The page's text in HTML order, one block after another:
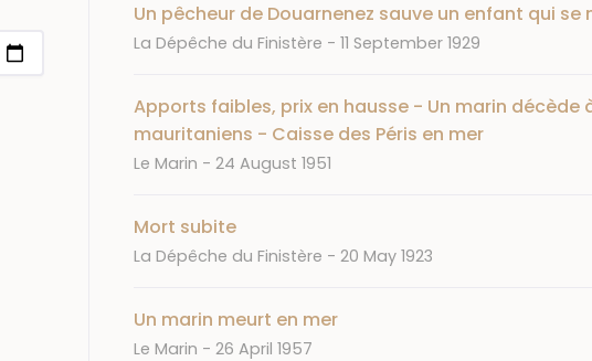
Un pêcheur de Douarnenez sauve un enfant qui se
Journal
La Dépêche du Finistère Date
11 September 1929
Apports faibles, prix en hausse - Un marin décède
mauritaniens - Caisse des Péris en mer
Journal
Le Marin Date
24 August 1951
Mort subite
Journal
La Dépêche du Finistère Date
20 May 1923
Un marin meurt en mer
Journal
Le Marin Date
26 April 1957